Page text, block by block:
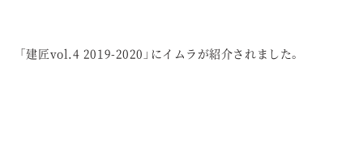
「建匠vol.4 2019-2020」にイムラが紹介されました。